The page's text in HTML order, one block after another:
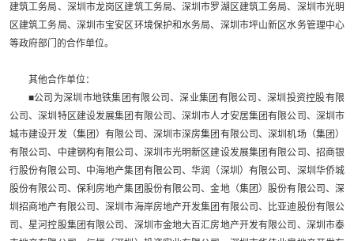
建筑工务局、深圳市龙岗区建筑工务局、深圳市罗湖区建筑工务局、深圳市光明
区建筑工务局、深圳市宝安区环境保护和水务局、深圳市坪山新区水务管理中心
等政府部门的合作单位。
其他合作单位：
■公司为深圳市地铁集团有限公司、深业集团有限公司、深圳投资控股有限
公司、深圳特区建设发展集团有限公司、深圳市人才安居集团有限公司、深圳市
城市建设开发（集团）有限公司、深圳市深房集团有限公司、深圳机场（集团）
有限公司、中建钢构有限公司、深圳市光明新区建设发展集团有限公司、招商银
行股份有限公司、中海地产集团有限公司、华润（深圳）有限公司、深圳华侨城
股份有限公司、保利房地产集团股份有限公司、金地（集团）股份有限公司、深
圳招商地产有限公司、深圳市海岸房地产开发集团有限公司、比亚迪股份有限公
司、星河控股集团有限公司、深圳市金地大百汇房地产开发有限公司、深圳市泰